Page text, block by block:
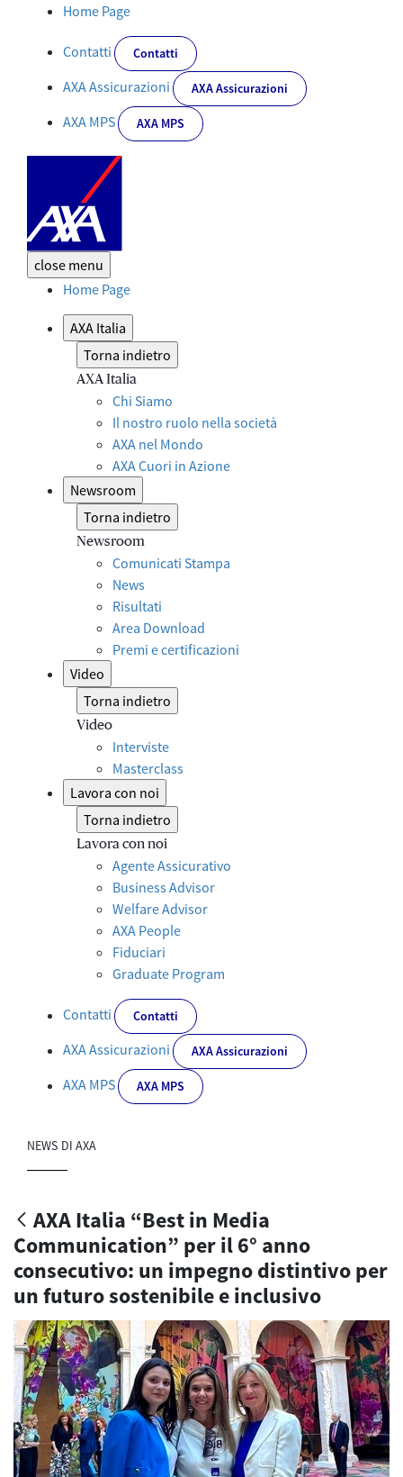
AXA Italia “Best in Media Communication” per il 6° anno
Home Page
Contatti Contatti
AXA Assicurazioni AXA Assicurazioni
AXA MPS AXA MPS
close menu
Home Page
AXA Italia
Torna indietro
AXA Italia
Chi Siamo
Il nostro ruolo nella società
AXA nel Mondo
AXA Cuori in Azione
Newsroom
Torna indietro
Newsroom
Comunicati Stampa
News
Risultati
Area Download
Premi e certificazioni
Video
Torna indietro
Video
Interviste
Masterclass
Lavora con noi
Torna indietro
Lavora con noi
Agente Assicurativo
Business Advisor
Welfare Advisor
AXA People
Fiduciari
Graduate Program
Contatti Contatti
AXA Assicurazioni AXA Assicurazioni
AXA MPS AXA MPS
NEWS DI AXA
AXA Italia “Best in Media
Communication” per il 6° anno
consecutivo: un impegno distintivo per
un futuro sostenibile e inclusivo